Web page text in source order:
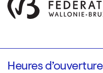
Heures d’ouverture